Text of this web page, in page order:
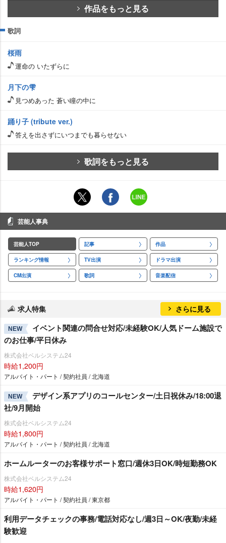
作品をもっと見る
歌詞
桜雨
運命の いたずらに
月下の雫
見つめあった 蒼い瞳の中に
踊り子 (tribute ver.)
答えを出さずにいつまでも暮らせない
歌詞をもっと見る
芸能人事典
芸能人TOP 記事 作品
ランキング情報 TV出演 ドラマ出演
CM出演 歌詞 音楽配信
求人特集 さらに見る
NEW
イベント関連の問合せ対応/未経験OK/人気ドーム施設で
のお仕事/平日休み
株式会社ベルシステム24
時給1,200円
アルバイト・パート / 契約社員 / 北海道
NEW
デザイン系アプリのコールセンター/土日祝休み/18:00退
社/9月開始
株式会社ベルシステム24
時給1,800円
アルバイト・パート / 契約社員 / 北海道
ホームルーターのお客様サポート窓口/週休3日OK/時短勤務OK
株式会社ベルシステム24
時給1,620円
アルバイト・パート / 契約社員 / 東京都
利用データチェックの事務/電話対応なし/週3日～OK/夜勤/未経
験歓迎